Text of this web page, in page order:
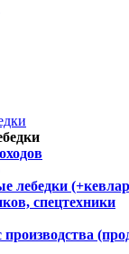
лебедки
спецтехники